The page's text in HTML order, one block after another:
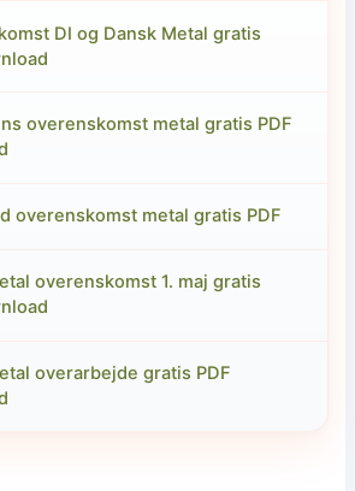
DI og Dansk Metal gratis
overenskomst metal gratis PDF
overenskomst metal gratis PDF
overenskomst 1. maj gratis
overarbejde gratis PDF